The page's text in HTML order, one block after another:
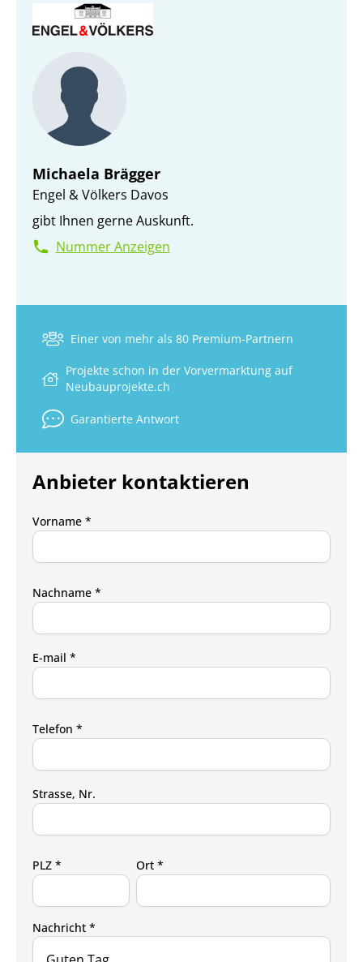
Michaela Brägger
Engel & Völkers Davos
gibt Ihnen gerne Auskunft.
Nummer Anzeigen
Einer von mehr als 80 Premium-Partnern
Projekte schon in der Vorvermarktung auf
Neubauprojekte.ch
Garantierte Antwort
Anbieter kontaktieren
Vorname *
Nachname *
E-mail *
Telefon *
Strasse, Nr.
PLZ * Ort *
Nachricht *